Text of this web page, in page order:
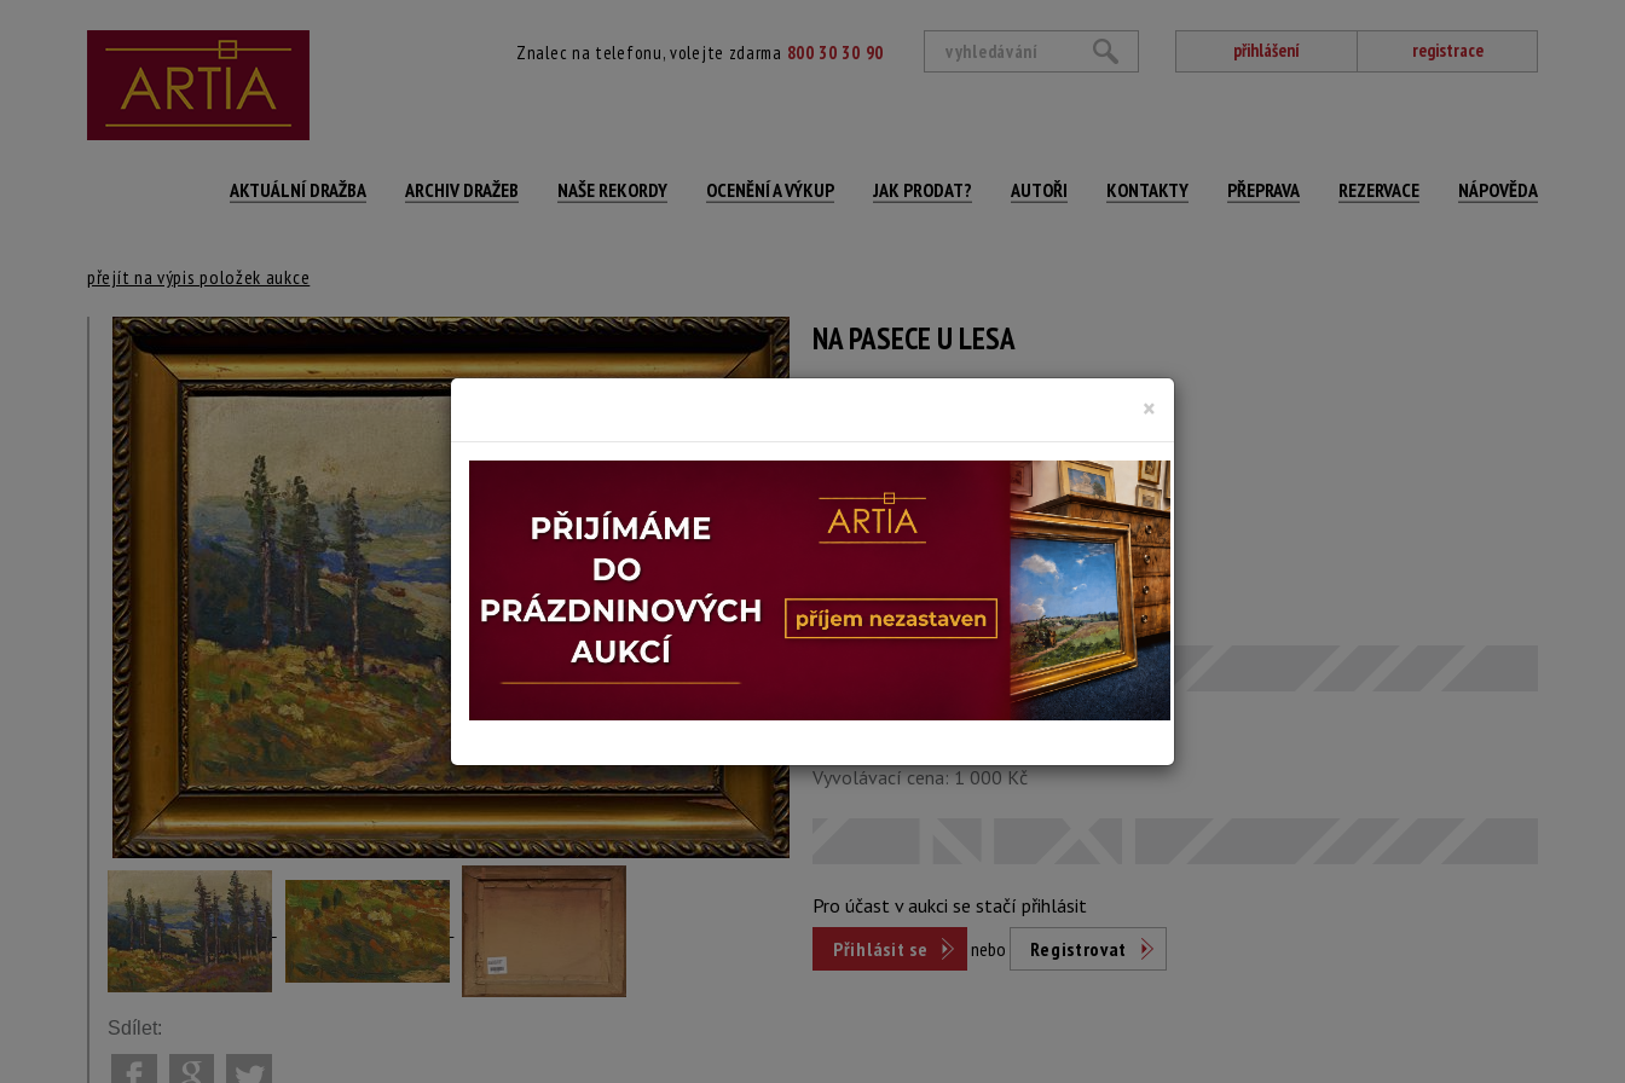
Znalec na telefonu, volejte zdarma 800 30 30 90 přihlášení registrace
AKTUÁLNÍ DRAŽBA ARCHIV DRAŽEB NAŠE REKORDY OCENĚNÍ A VÝKUP JAK PRODAT? AUTOŘI KONTAKTY PŘEPRAVA REZERVACE NÁPOVĚDA
přejít na výpis položek aukce
NA PASECE U LESA
signováno vlevo dole, rámováno
Technika: olej na kartonu
Šířka: 30 cm, výška: 23 cm, rámování: 30 x 37 cm
Stav: malba nečištěna
Konec dražby:15.06.2026 20:28 SELČ
Dosažená cena:neprodáno
Vyvolávací cena: 1 000 Kč
Pro účast v aukci se stačí přihlásit
Přihlásit se
nebo Registrovat
Sdílet:
×